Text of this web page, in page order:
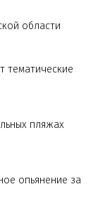
области
тематические
пляжах
опьянение за